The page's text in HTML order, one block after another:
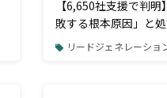
【6,650社支援で判
敗する根本原因」と
リードジェネレーショ